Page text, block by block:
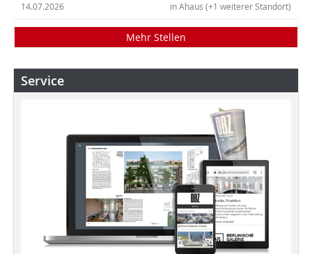
in Ahaus (+1 weiterer Standort)
14.07.2026
Mehr Stellen
Service